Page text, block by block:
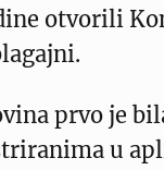
otvorili
prvo je
u